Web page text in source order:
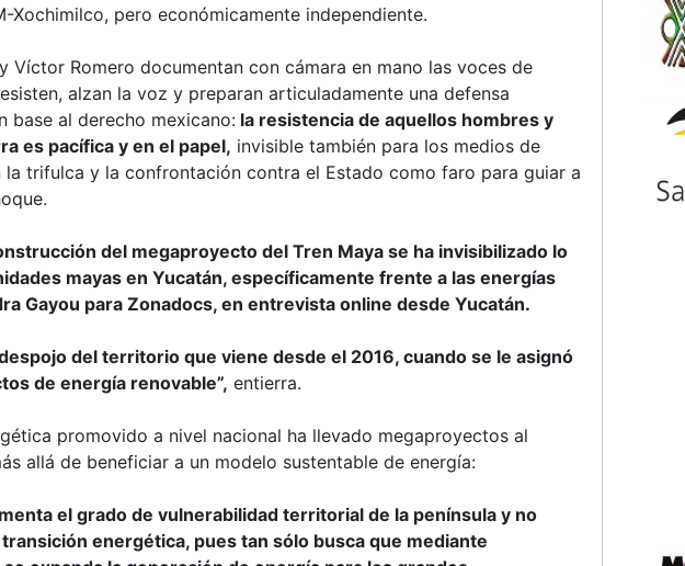
Xochimilco, pero económicamente independiente.
Víctor Romero documentan con cámara en mano las voces de
alzan la voz y preparan articuladamente una defensa
base al derecho mexicano: la resistencia de aquellos hombres y
es pacífica y en el papel, invisible también para los medios de
la trifulca y la confrontación contra el Estado como faro para guiar a
del megaproyecto del Tren Maya se ha invisibilizado lo
mayas en Yucatán, específicamente frente a las energías
Gayou para Zonadocs, en entrevista online desde Yucatán.
del territorio que viene desde el 2016, cuando se le asignó
de energía renovable”, entierra.
promovido a nivel nacional ha llevado megaproyectos al
allá de beneficiar a un modelo sustentable de energía:
el grado de vulnerabilidad territorial de la península y no
energética, pues tan sólo busca que mediante